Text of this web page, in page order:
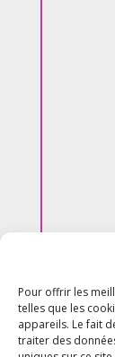
Pour offrir les
telles que les
appareils. Le fait
traiter des